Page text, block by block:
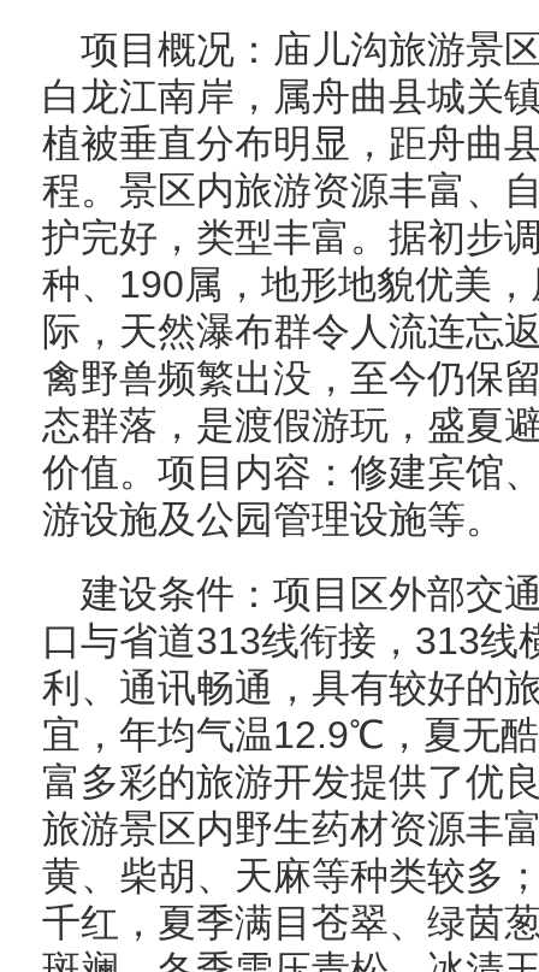
项目概况：庙儿沟旅游景
白龙江南岸，属舟曲县城关
植被垂直分布明显，距舟曲
程。景区内旅游资源丰富、
护完好，类型丰富。据初步
种、190属，地形地貌优美
际，天然瀑布群令人流连忘
禽野兽频繁出没，至今仍保
态群落，是渡假游玩，盛夏
价值。项目内容：修建宾馆
游设施及公园管理设施等。
建设条件：项目区外部交
口与省道313线衔接，313线
利、通讯畅通，具有较好的
宜，年均气温12.9℃，夏无
富多彩的旅游开发提供了优
旅游景区内野生药材资源丰
黄、柴胡、天麻等种类较多
千红，夏季满目苍翠、绿茵